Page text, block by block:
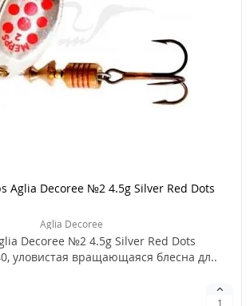
Aglia Decoree №2 4.5g Silver Red Dots
Aglia Decoree
Decoree №2 4.5g Silver Red Dots
уловистая вращающаяся блесна дл..